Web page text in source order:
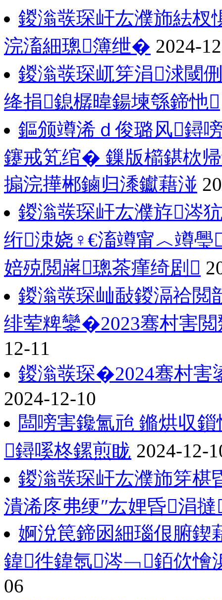
鍐滃彂琛屽厷濮斾紶杈
浣滀細璁簿绁� 2024-
鍐滃彂琛屼笌涓浗閾
绛捐鎴樼暐鍚堜綔鍗忚
鏂颁竴浠ｄ俊璐风鐞
鑳戒笂绾� 鏁版櫤鍖栨
搧浣撶郴鏀归潻钀藉湴
鍐滃彂琛屽厷濮斿涔
绗洓娆♀€滀竴甯︿竴璺
婄殑閲嶈璁茶瘽绮剧
鍐滃彂琛屾敮鍐滆祫閲
绯荤粺鑾�2023骞村害
12-11
鍐滃彂琛�2024骞村
2024-12-10
闆嗙害鑱氳兘 鏅烘収
鐞嗘柊鏍煎眬 2024-12-
鍐滃彂琛屽厷濮斾笌椹
潰浠庝弗绠″厷娌昏涓
婀涗笢鍗囦細瑙佷腑鍥
鍏徃鍏氬涔﹁銆佽
06